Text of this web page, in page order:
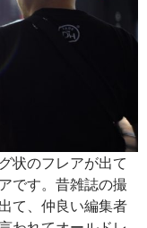
状のフレアが出て
です。昔雑誌の撮
て、仲良い編集者